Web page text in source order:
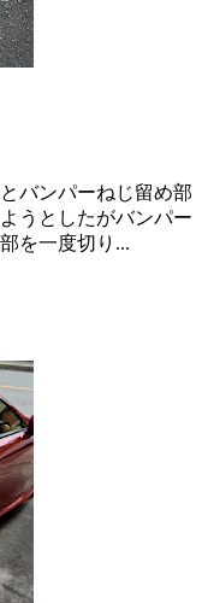
バンパーねじ留め部
うとしたがバンパー
を一度切り...